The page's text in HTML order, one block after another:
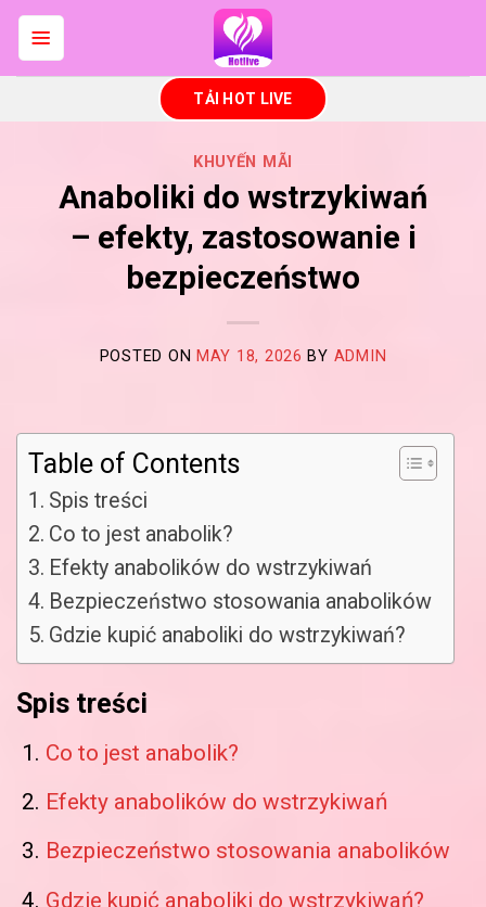
Skip
to
TẢI HOT LIVE
KHUYẾN MÃI
Anaboliki do wstrzykiwań
– efekty, zastosowanie i
bezpieczeństwo
POSTED ON MAY 18, 2026 BY ADMIN
Table of Contents
Spis treści
Co to jest anabolik?
Efekty anabolików do wstrzykiwań
Bezpieczeństwo stosowania anabolików
Gdzie kupić anaboliki do wstrzykiwań?
Spis treści
Co to jest anabolik?
Efekty anabolików do wstrzykiwań
Bezpieczeństwo stosowania anabolików
Gdzie kupić anaboliki do wstrzykiwań?